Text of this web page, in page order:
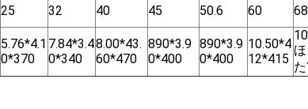
25 32 40 45 50.6 60
5.76*4.1
0*370
7.84*3.4
0*340
8.00*43.
60*470
890*3.9
0*400
890*3.9
0*400
10.50*4
12*415